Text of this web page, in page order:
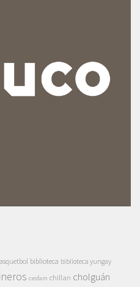
biblioteca biblioteca yungay
cesfam chillan cholguán